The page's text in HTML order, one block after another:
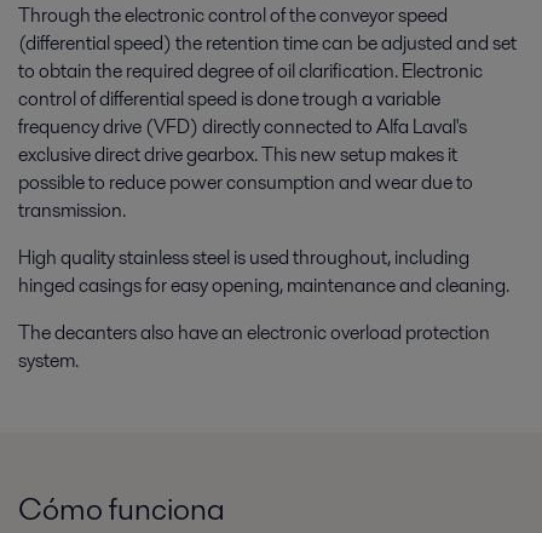
Through the electronic control of the conveyor speed
(differential speed) the retention time can be adjusted and set
to obtain the required degree of oil clarification. Electronic
control of differential speed is done trough a variable
frequency drive (VFD) directly connected to Alfa Laval's
exclusive direct drive gearbox. This new setup makes it
possible to reduce power consumption and wear due to
transmission.
High quality stainless steel is used throughout, including
hinged casings for easy opening, maintenance and cleaning.
The decanters also have an electronic overload protection
system.
Cómo funciona